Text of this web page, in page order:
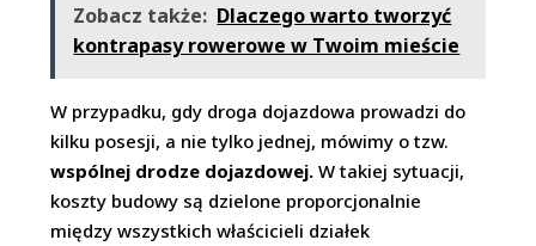
Zobacz także: Dlaczego warto tworzyć
kontrapasy rowerowe w Twoim mieście
W przypadku, gdy droga dojazdowa prowadzi do
kilku posesji, a nie tylko jednej, mówimy o tzw.
wspólnej drodze dojazdowej. W takiej sytuacji,
koszty budowy są dzielone proporcjonalnie
między wszystkich właścicieli działek